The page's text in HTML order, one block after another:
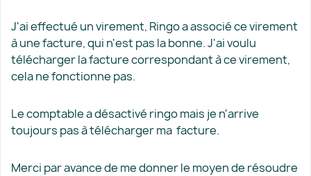
J'ai effectué un virement, Ringo a associé ce virement
à une facture, qui n'est pas la bonne. J'ai voulu
télécharger la facture correspondant à ce virement,
cela ne fonctionne pas.
Le comptable a désactivé ringo mais je n'arrive
toujours pas à télécharger ma facture.
Merci par avance de me donner le moyen de résoudre